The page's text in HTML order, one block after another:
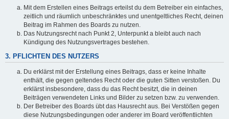
Mit dem Erstellen eines Beitrags erteilst du dem Betreiber ein einfaches,
zeitlich und räumlich unbeschränktes und unentgeltliches Recht, deinen
Beitrag im Rahmen des Boards zu nutzen.
Das Nutzungsrecht nach Punkt 2, Unterpunkt a bleibt auch nach
Kündigung des Nutzungsvertrages bestehen.
3. PFLICHTEN DES NUTZERS
Du erklärst mit der Erstellung eines Beitrags, dass er keine Inhalte
enthält, die gegen geltendes Recht oder die guten Sitten verstoßen. Du
erklärst insbesondere, dass du das Recht besitzt, die in deinen
Beiträgen verwendeten Links und Bilder zu setzen bzw. zu verwenden.
Der Betreiber des Boards übt das Hausrecht aus. Bei Verstößen gegen
diese Nutzungsbedingungen oder anderer im Board veröffentlichten